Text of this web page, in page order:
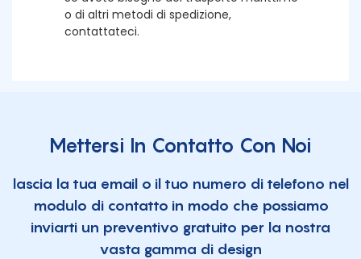
o di altri metodi di spedizione,
contattateci.
Mettersi In Contatto Con Noi
lascia la tua email o il tuo numero di telefono nel
modulo di contatto in modo che possiamo
inviarti un preventivo gratuito per la nostra
vasta gamma di design